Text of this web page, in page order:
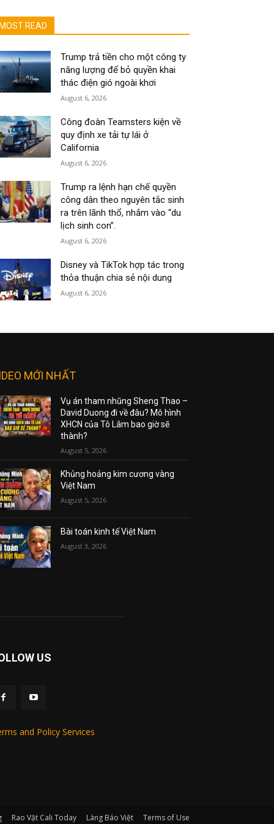
READ
Trump trả tiền cho một công ty
năng lượng để bỏ quyền khai
thác điện gió ngoài khơi
August 6, 2026
Công đoàn Teamsters kiện về
quy định xe tải tự lái ở
California
August 6, 2026
Trump ra lệnh hạn chế quyền
công dân theo nguyên tắc sinh
ra trên lãnh thổ, nhắm vào “du
lịch sinh con”.
August 6, 2026
Disney và TikTok hợp tác trong
thỏa thuận chia sẻ nội dung
August 6, 2026
MỚI NHẤT
Vụ án tham nhũng Sheng Thao –
David Duong đi về đâu? Mô hình
XHCN của Tô Lâm bao giờ sẽ
thành?
August 5, 2026
Khủng hoảng kim cương vàng
Việt Nam
August 5, 2026
Bài toán kinh tế Việt Nam
August 3, 2026
US
and Policy Services
Rao Vặt Cali Today Làng Báo Việt Terms of Use